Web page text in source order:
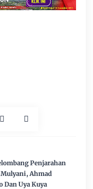
Penjarahan
Ahmad
Dan Uya Kuya